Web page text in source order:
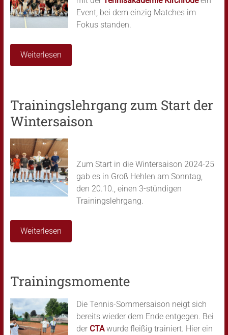
Event, bei dem einzig Matches im
Fokus standen.
Weiterlesen
Trainingslehrgang zum Start der
Wintersaison
Zum Start in die Wintersaison 2024-25
gab es in Groß Hehlen am Sonntag,
den 20.10., einen 3-stündigen
Trainingslehrgang.
Weiterlesen
Trainingsmomente
Die Tennis-Sommersaison neigt sich
bereits wieder dem Ende entgegen. Bei
der CTAwurde fleißig trainiert. Hier ein